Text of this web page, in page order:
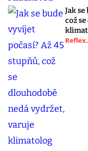
Jak
což